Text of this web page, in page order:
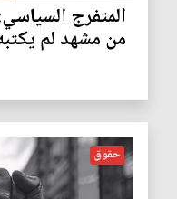
المتفرج
من مشهد لم
حقوق